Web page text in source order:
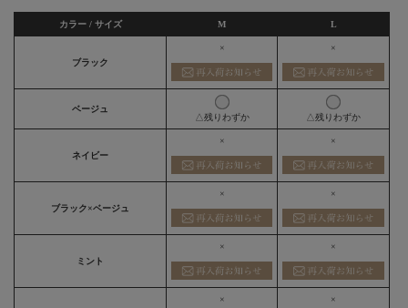
カラー / サイズ M L
ブラック
× ×
ベージュ
△残りわずか
△残りわずか
ネイビー
× ×
ブラック×ベージュ
× ×
ミント
× ×
× ×